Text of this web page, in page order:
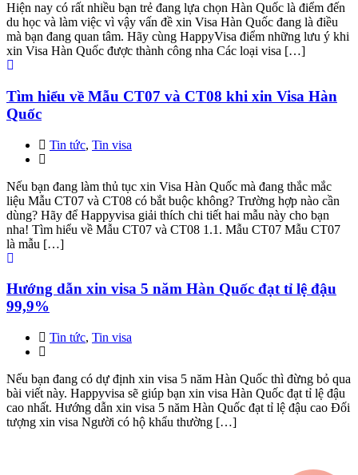
Hiện nay có rất nhiều bạn trẻ đang lựa chọn Hàn Quốc là điểm đến
du học và làm việc vì vậy vấn đề xin Visa Hàn Quốc đang là điều
mà bạn đang quan tâm. Hãy cùng HappyVisa điểm những lưu ý khi
xin Visa Hàn Quốc được thành công nha Các loại visa […]
Tìm hiểu về Mẫu CT07 và CT08 khi xin Visa Hàn
Quốc
Tin tức, Tin visa
Nếu bạn đang làm thủ tục xin Visa Hàn Quốc mà đang thắc mắc
liệu Mẫu CT07 và CT08 có bắt buộc không? Trường hợp nào cần
dùng? Hãy để Happyvisa giải thích chi tiết hai mẫu này cho bạn
nha! Tìm hiểu về Mẫu CT07 và CT08 1.1. Mẫu CT07 Mẫu CT07
là mẫu […]
Hướng dẫn xin visa 5 năm Hàn Quốc đạt tỉ lệ đậu
99,9%
Tin tức, Tin visa
Nếu bạn đang có dự định xin visa 5 năm Hàn Quốc thì đừng bỏ qua
bài viết này. Happyvisa sẽ giúp bạn xin visa Hàn Quốc đạt tỉ lệ đậu
cao nhất. Hướng dẫn xin visa 5 năm Hàn Quốc đạt tỉ lệ đậu cao Đối
tượng xin visa Người có hộ khẩu thường […]